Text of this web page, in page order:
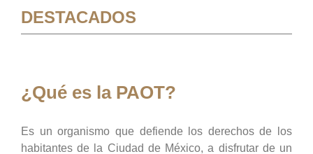
DESTACADOS
¿Qué es la PAOT?
Es un organismo que defiende los derechos de los
habitantes de la Ciudad de México, a disfrutar de un